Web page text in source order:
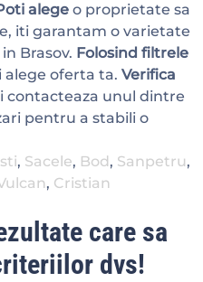
alege o proprietate sa
iti garantam o varietate
Brasov. Folosind filtrele
oferta ta. Verifica
contacteaza unul dintre
pentru a stabili o
, Sacele, Bod , Sanpetru,
, Cristian
care sa
dvs!